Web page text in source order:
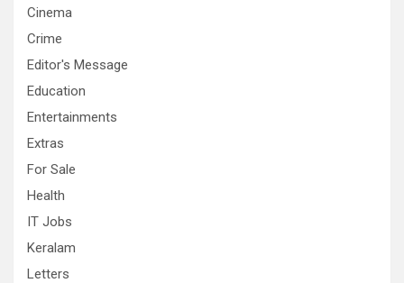
Cinema
Crime
Editor's Message
Education
Entertainments
Extras
For Sale
Health
IT Jobs
Keralam
Letters